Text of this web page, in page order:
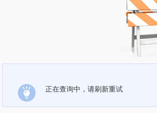
正在查询中，请刷新重试